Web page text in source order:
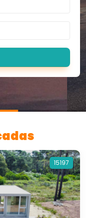
15197